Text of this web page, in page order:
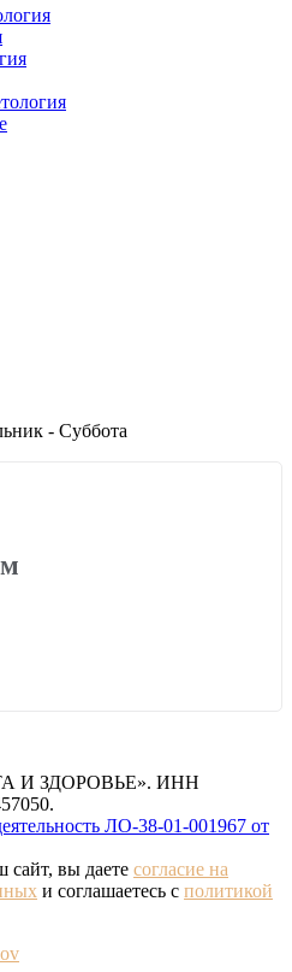
- Суббота
И ЗДОРОВЬЕ». ИНН
ЛО-38-01-001967 от
сайт, вы даете согласие на
и соглашаетесь с политикой